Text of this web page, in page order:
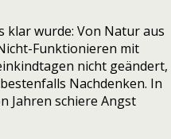
klar wurde: Von Natur aus
Funktionieren mit
nicht geändert,
Nachdenken. In
Jahren schiere Angst